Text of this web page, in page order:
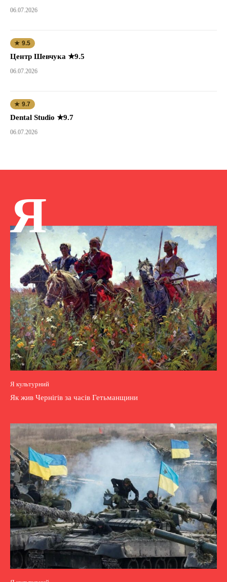
06.07.2026
★ 9.5
Центр Шевчука ★9.5
06.07.2026
★ 9.7
Dental Studio ★9.7
06.07.2026
Я
Я культурний
Як жив Чернігів за часів Гетьманщини